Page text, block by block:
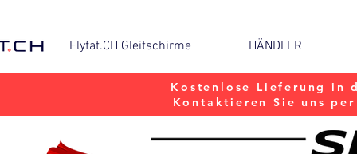
Flyfat.CH Gleitschirme HÄNDLER
Kostenlose Lieferung in
Kontaktieren Sie uns